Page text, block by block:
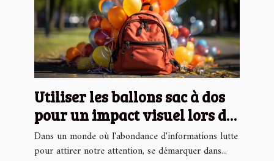
Utiliser les ballons sac à dos
pour un impact visuel lors de
campagnes caritatives
Dans un monde où l'abondance d'informations lutte
pour attirer notre attention, se démarquer dans...